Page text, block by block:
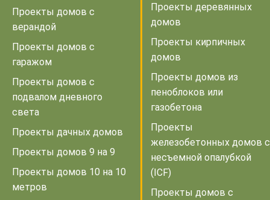
Проекты домов с
верандой
Проекты домов с
гаражом
Проекты домов с
подвалом дневного
света
Проекты дачных домов
Проекты домов 9 на 9
Проекты домов 10 на 10
метров
Проекты деревянных
домов
Проекты кирпичных
домов
Проекты домов из
пеноблоков или
газобетона
Проекты
железобетонных домов с
несъемной опалубкой
(ICF)
Проекты домов с